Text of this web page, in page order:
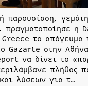
παρουσίαση,
πραγματοποίησε η
το απόγευμα
Gazarte στην
να δίνει το
πλήθος
λύσεων για τ…